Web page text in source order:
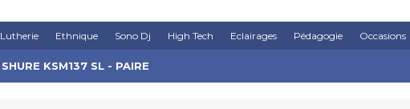
Lutherie Ethnique Sono Dj High Tech Eclairages Pédagogie Occasions
SHURE KSM137 SL - PAIRE